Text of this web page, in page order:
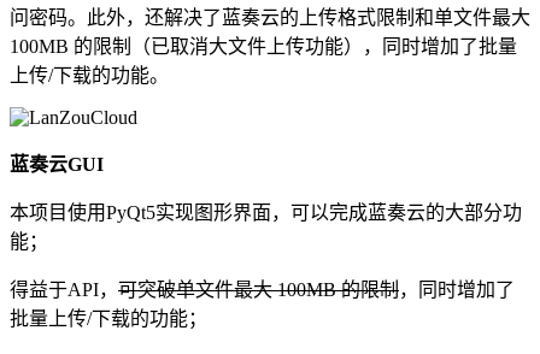
问密码。此外，还解决了蓝奏云的上传格式限制和单文件最大
100MB 的限制（已取消大文件上传功能），同时增加了批量
上传/下载的功能。
蓝奏云GUI
本项目使用PyQt5实现图形界面，可以完成蓝奏云的大部分功
能；
得益于API， 可突破单文件最大 100MB 的限制，同时增加了
批量上传/下载的功能；